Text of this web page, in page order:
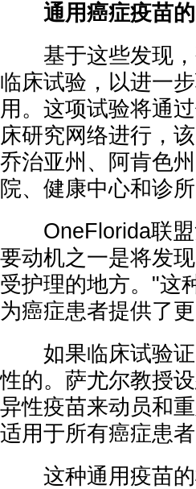
通用癌症疫苗的
基于这些发现，
临床试验，以进一
用。这项试验将通
床研究网络进行，
乔治亚州、阿肯色
院、健康中心和诊所
OneFlorida联盟
要动机之一是将发
受护理的地方。"这
为癌症患者提供了
如果临床试验证
性的。萨尤尔教授
异性疫苗来动员和
适用于所有癌症患
这种通用疫苗的